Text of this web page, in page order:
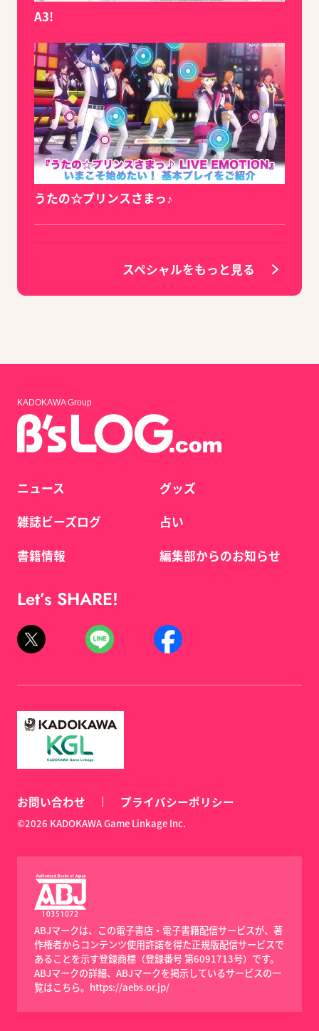
A3!
うたの☆プリンスさまっ♪
スペシャルをもっと見る
KADOKAWA Group
ニュース
雑誌ビーズログ
書籍情報
グッズ
占い
編集部からのお知らせ
Let’s SHARE!
お問い合わせ プライバシーポリシー
©2026 KADOKAWA Game Linkage Inc.
ABJマークは、この電子書店・電子書籍配信サービスが、著
作権者からコンテンツ使用許諾を得た正規版配信サービスで
あることを示す登録商標（登録番号 第6091713号）です。
ABJマークの詳細、ABJマークを掲示しているサービスの一
覧はこちら。 https://aebs.or.jp/